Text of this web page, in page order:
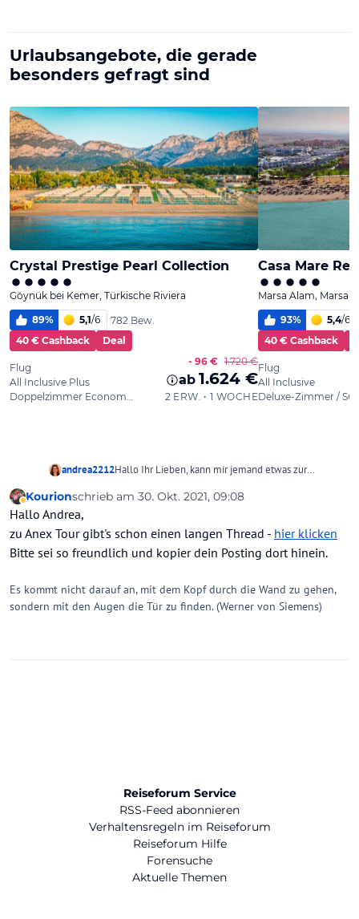
andrea2212Hallo Ihr Lieben, kann mir jemand etwas zur
Kann ich die guten Gewissens buchen? Danke für
Abwesend
Kourionschrieb am 30. Okt. 2021, 09:08
zuletzt editiert von
Hallo Andrea,
zu Anex Tour gibt's schon einen langen Thread - hier klicken
Bitte sei so freundlich und kopier dein Posting dort hinein.
Es kommt nicht darauf an, mit dem Kopf durch die Wand zu gehen,
sondern mit den Augen die Tür zu finden. (Werner von Siemens)
Reiseforum Service
RSS-Feed abonnieren
Verhaltensregeln im Reiseforum
Reiseforum Hilfe
Forensuche
Aktuelle Themen